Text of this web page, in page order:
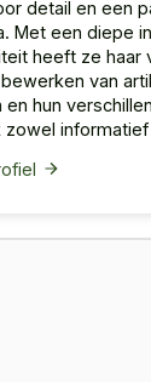
detail en een
Met een diepe
heeft ze haar
van
hun